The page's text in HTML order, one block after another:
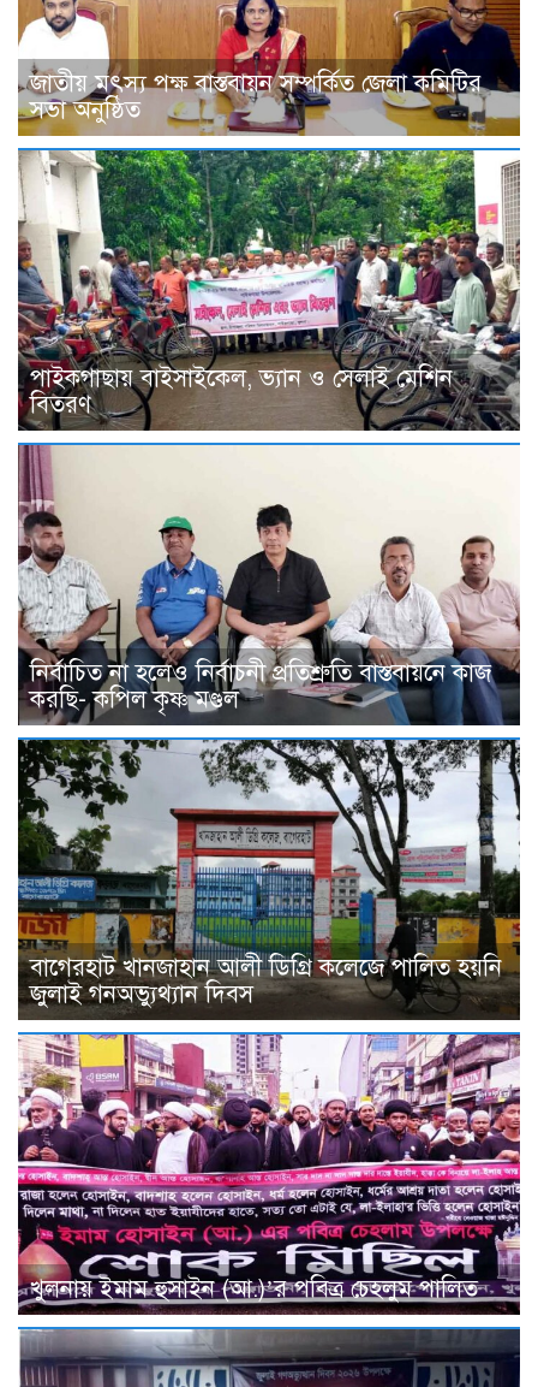
জাতীয় মৎস্য পক্ষ বাস্তবায়ন সম্পর্কিত জেলা কমিটির
সভা অনুষ্ঠিত
পাইকগাছায় বাইসাইকেল, ভ্যান ও সেলাই মেশিন
বিতরণ
নির্বাচিত না হলেও নির্বাচনী প্রতিশ্রুতি বাস্তবায়নে কাজ
করছি- কপিল কৃষ্ণ মণ্ডল
বাগেরহাট খানজাহান আলী ডিগ্রি কলেজে পালিত হয়নি
জুলাই গনঅভ্যুথ্যান দিবস
খুলনায় ইমাম হুসাইন (আ.)’র পবিত্র চেহলুম পালিত